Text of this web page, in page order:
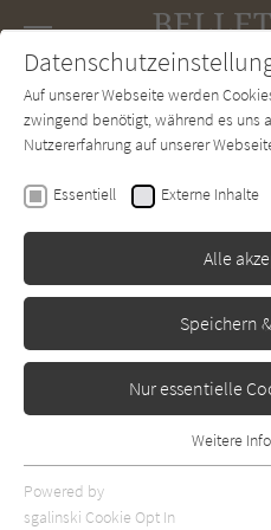
SUCHE Forum
Cristina Alger
Kleines Herz,
Erschienen: Januar 2016
Auf unserer Webseite werden
zwingend benötigt, während es uns
Nutzererfahrung auf unserer
Essentiell Externe Inhalte
Alle
Speichern
Nur essentielle
Essentielle Cookies werden für
Webseite benötigt. Dadurch ist
Weitere
Powered by
sgalinski Cookie Opt In